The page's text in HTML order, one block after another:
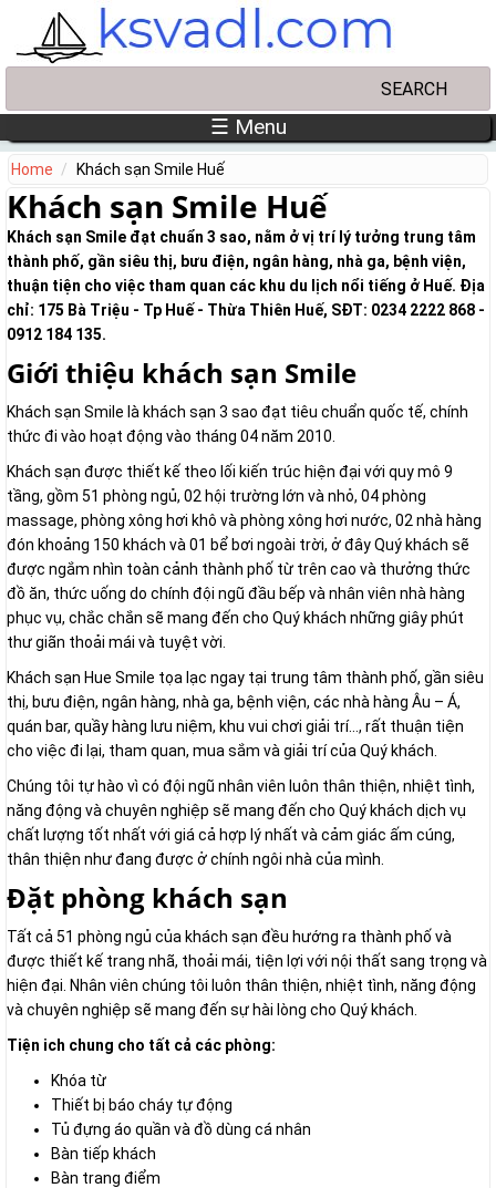
Skip to main content
☰ Menu
Home Khách sạn Smile Huế
Khách sạn Smile Huế
Khách sạn Smile đạt chuẩn 3 sao, nằm ở vị trí lý tưởng trung tâm
thành phố, gần siêu thị, bưu điện, ngân hàng, nhà ga, bệnh viện,
thuận tiện cho việc tham quan các khu du lịch nổi tiếng ở Huế. Địa
chỉ: 175 Bà Triệu - Tp Huế - Thừa Thiên Huế, SĐT: 0234 2222 868 -
0912 184 135.
Giới thiệu khách sạn Smile
Khách sạn Smile là khách sạn 3 sao đạt tiêu chuẩn quốc tế, chính
thức đi vào hoạt động vào tháng 04 năm 2010.
Khách sạn được thiết kế theo lối kiến trúc hiện đại với quy mô 9
tầng, gồm 51 phòng ngủ, 02 hội trường lớn và nhỏ, 04 phòng
massage, phòng xông hơi khô và phòng xông hơi nước, 02 nhà hàng
đón khoảng 150 khách và 01 bể bơi ngoài trời, ở đây Quý khách sẽ
được ngắm nhìn toàn cảnh thành phố từ trên cao và thưởng thức
đồ ăn, thức uống do chính đội ngũ đầu bếp và nhân viên nhà hàng
phục vụ, chắc chắn sẽ mang đến cho Quý khách những giây phút
thư giãn thoải mái và tuyệt vời.
Khách sạn Hue Smile tọa lạc ngay tại trung tâm thành phố, gần siêu
thị, bưu điện, ngân hàng, nhà ga, bệnh viện, các nhà hàng Âu – Á,
quán bar, quầy hàng lưu niệm, khu vui chơi giải trí…, rất thuận tiện
cho việc đi lại, tham quan, mua sắm và giải trí của Quý khách.
Chúng tôi tự hào vì có đội ngũ nhân viên luôn thân thiện, nhiệt tình,
năng động và chuyên nghiệp sẽ mang đến cho Quý khách dịch vụ
chất lượng tốt nhất với giá cả hợp lý nhất và cảm giác ấm cúng,
thân thiện như đang được ở chính ngôi nhà của mình.
Đặt phòng khách sạn
Tất cả 51 phòng ngủ của khách sạn đều hướng ra thành phố và
được thiết kế trang nhã, thoải mái, tiện lợi với nội thất sang trọng và
hiện đại. Nhân viên chúng tôi luôn thân thiện, nhiệt tình, năng động
và chuyên nghiệp sẽ mang đến sự hài lòng cho Quý khách.
Tiện ich chung cho tất cả các phòng:
Khóa từ
Thiết bị báo cháy tự động
Tủ đựng áo quần và đồ dùng cá nhân
Bàn tiếp khách
Bàn trang điểm